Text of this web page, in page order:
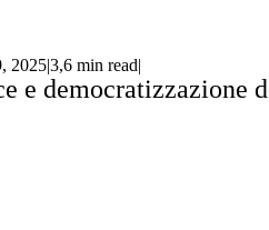
2025|3,6 min read|
e democratizzazione